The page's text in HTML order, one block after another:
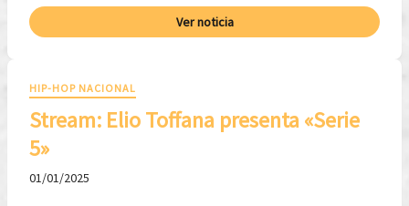
Ver noticia
HIP-HOP NACIONAL
Stream: Elio Toffana presenta «Serie
5»
01/01/2025